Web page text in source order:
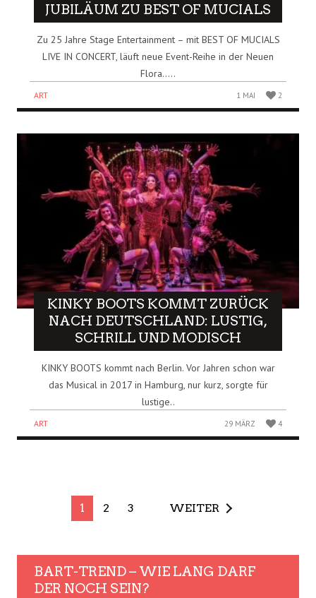
JUBILÄUM ZU BEST OF MUCIALS
Zu 25 Jahre Stage Entertainment – mit BEST OF MUCIALS
LIVE IN CONCERT, läuft neue Event-Reihe in der Neuen
Flora…..
ART 1 MAI 2
KINKY BOOTS KOMMT ZURÜCK
NACH DEUTSCHLAND: LUSTIG,
SCHRILL UND MODISCH
KINKY BOOTS kommt nach Berlin. Vor Jahren schon war
das Musical in 2017 in Hamburg, nur kurz, sorgte für
lustige..
ART 29 MÄRZ 4
1 2 3 WEITER
BART-TREND – WIE LANG DARF
DER NOCH SEIN?